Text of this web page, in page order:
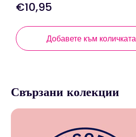
Редовна
€10,95
Добавете към количката
Свързани колекции